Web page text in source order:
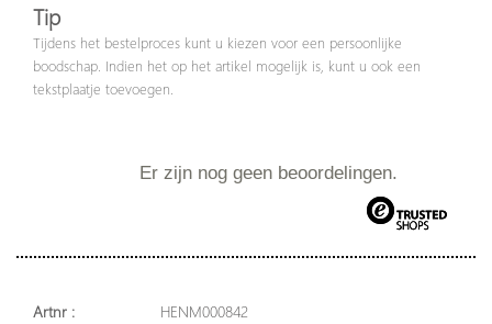
Tip
Tijdens het bestelproces kunt u kiezen voor een persoonlijke
boodschap. Indien het op het artikel mogelijk is, kunt u ook een
tekstplaatje toevoegen.
Er zijn nog geen beoordelingen.
Artnr :
HENM000842